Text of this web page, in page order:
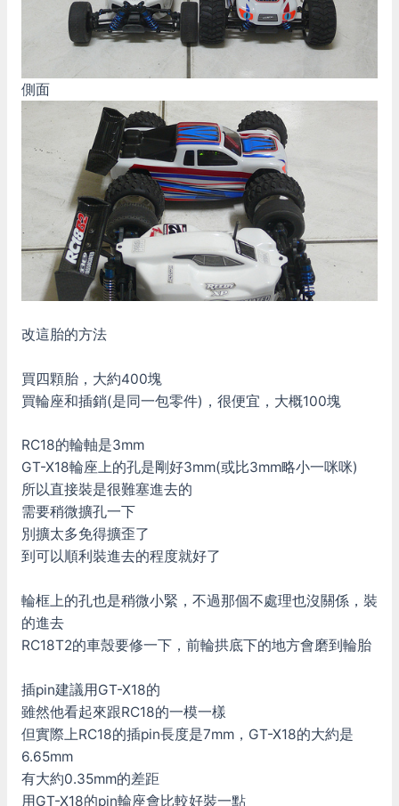
側面
改這胎的方法
買四顆胎，大約400塊
買輪座和插銷(是同一包零件)，很便宜，大概100塊
RC18的輪軸是3mm
GT-X18輪座上的孔是剛好3mm(或比3mm略小一咪咪)
所以直接裝是很難塞進去的
需要稍微擴孔一下
別擴太多免得擴歪了
到可以順利裝進去的程度就好了
輪框上的孔也是稍微小緊，不過那個不處理也沒關係，裝
的進去
RC18T2的車殼要修一下，前輪拱底下的地方會磨到輪胎
插pin建議用GT-X18的
雖然他看起來跟RC18的一模一樣
但實際上RC18的插pin長度是7mm，GT-X18的大約是
6.65mm
有大約0.35mm的差距
用GT-X18的pin輪座會比較好裝一點